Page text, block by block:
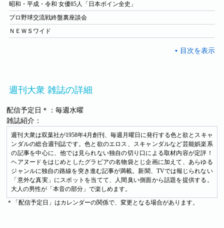
昭和・平成・令和 女優85人「日本ボイン全史」
プロ野球交流戦終盤裏座談会
ＮＥＷＳワイド
週刊大衆 雑誌の詳細
配信予定日＊：毎週水曜
雑誌紹介：
週刊大衆は双葉社が1958年4月創刊、毎週月曜日に発行する色と欲とスキャ
ンダルの総合週刊誌です。色と欲のエロス、スキャンダルなど芸能娯楽系
の記事を中心に、他では見られない独自の切り口による取材内容が定評！
ヘアヌードをはじめとしたグラビアの名物袋とじ企画に加えて、あらゆる
ジャンルに独自の路線を突き進む記事が満載。新聞、TVでは報じられない
「意外な真実」にスポットを当てて、人間臭い側面から話題を提供する。
大人の男性が「本音の部分」で楽しめます。
＊「配信予定日」はカレンダーの関係で、変更となる場合があります。